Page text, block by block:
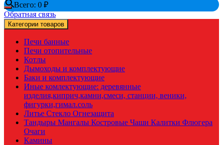
Всего: 0 ₽
Обратная связь
Категории товаров
Печи банные
Печи отопительные
Котлы
Дымоходы и комплектующие
Баки и комплектующие
Иные комлектующие: деревянные
изделия,киприч,камни,смеси, станции, веники,
фигурки,гимал.соль
Литье Стекло Огнезащита
Тандыры Мангалы Костровые Чаши Калитки Флюгера
Очаги
Камины